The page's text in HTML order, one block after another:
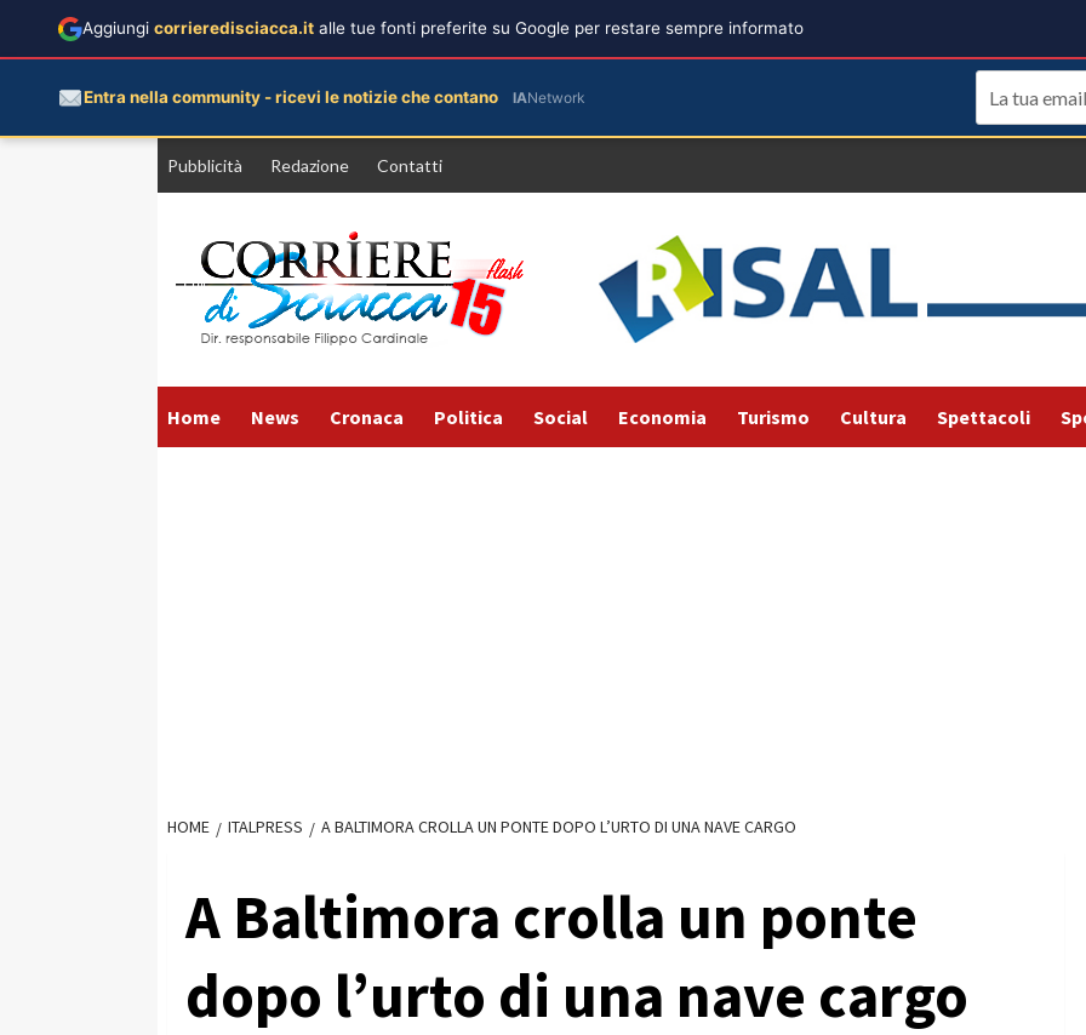
Pubblicità Redazione Contatti
Home News Cronaca Politica Social Economia Turismo Cultura Spettacoli
HOME ITALPRESS A BALTIMORA CROLLA UN PONTE DOPO L’URTO DI UNA NAVE CARGO
A Baltimora crolla un ponte
dopo l’urto di una nave cargo
Aggiungi corrieredisciacca.it alle tue fonti preferite su Google per restare sempre informato
Entra nella community - ricevi le notizie che contano IANetwork